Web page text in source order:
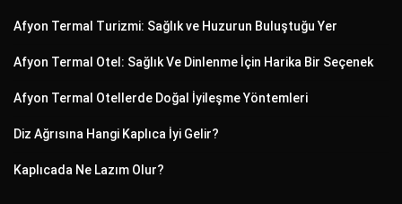
Afyon Termal Turizmi: Sağlık ve Huzurun Buluştuğu Yer
Afyon Termal Otel: Sağlık Ve Dinlenme İçin Harika Bir Seçenek
Afyon Termal Otellerde Doğal İyileşme Yöntemleri
Diz Ağrısına Hangi Kaplıca İyi Gelir?
Kaplıcada Ne Lazım Olur?